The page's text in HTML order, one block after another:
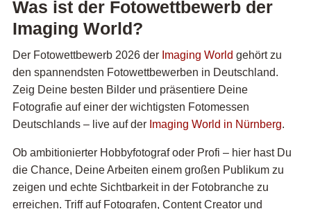
Was ist der Fotowettbewerb der
Imaging World?
Der Fotowettbewerb 2026 derImaging World gehört zu
den spannendsten Fotowettbewerben in Deutschland.
Zeig Deine besten Bilder und präsentiere Deine
Fotografie auf einer der wichtigsten Fotomessen
Deutschlands – live auf der Imaging World in Nürnberg.
Ob ambitionierter Hobbyfotograf oder Profi – hier hast Du
die Chance, Deine Arbeiten einem großen Publikum zu
zeigen und echte Sichtbarkeit in der Fotobranche zu
erreichen. Triff auf Fotografen, Content Creator und